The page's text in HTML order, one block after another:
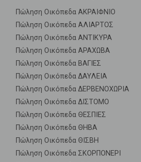
Πώληση Οικόπεδα ΑΚΡΑΙΦΝΙΟ
Πώληση Οικόπεδα ΑΛΙΑΡΤΟΣ
Πώληση Οικόπεδα ΑΝΤΙΚΥΡΑ
Πώληση Οικόπεδα ΑΡΑΧΩΒΑ
Πώληση Οικόπεδα ΒΑΓΙΕΣ
Πώληση Οικόπεδα ΔΑΥΛΕΙΑ
Πώληση Οικόπεδα ΔΕΡΒΕΝΟΧΩΡΙΑ
Πώληση Οικόπεδα ΔΙΣΤΟΜΟ
Πώληση Οικόπεδα ΘΕΣΠΙΕΣ
Πώληση Οικόπεδα ΘΗΒΑ
Πώληση Οικόπεδα ΘΙΣΒΗ
Πώληση Οικόπεδα ΣΚΟΡΠΟΝΕΡΙ